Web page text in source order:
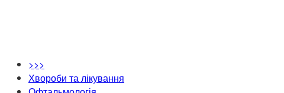
>>>
Хвороби та лікування